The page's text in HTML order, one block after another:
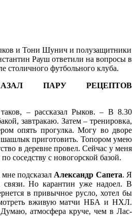
и Тони Шунич и полузащитники
Рауш ответили на вопросы в
столичного футбольного клуба.
ПАРУ РЕЦЕПТОВ
– рассказал Рыков. – В 8.30
завтракаю. Затем – тренировка,
опять прогулка. Могу во дворе
шашлык приготовить. Топором умею
в деревне провел. Сейчас у меня
соседству с новогорской базой.
подсказал Александр Сапета. Я
Но карантин уже надоел. В
в привычное русло, хотел бы
вживую матчи НБА и НХЛ.
атмосфера круче, чем в Лас-